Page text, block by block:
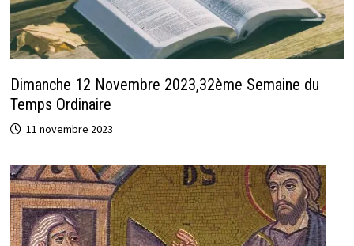
Dimanche 12 Novembre 2023,32ème Semaine du
Temps Ordinaire
11 novembre 2023